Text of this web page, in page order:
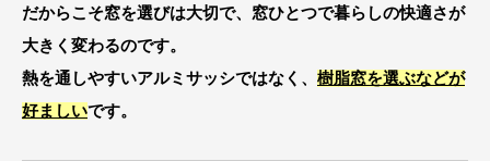
だからこそ窓を選びは大切で、窓ひとつで暮らしの快適さが
大きく変わるのです。
熱を通しやすいアルミサッシではなく、 樹脂窓を選ぶなどが
好ましいです。